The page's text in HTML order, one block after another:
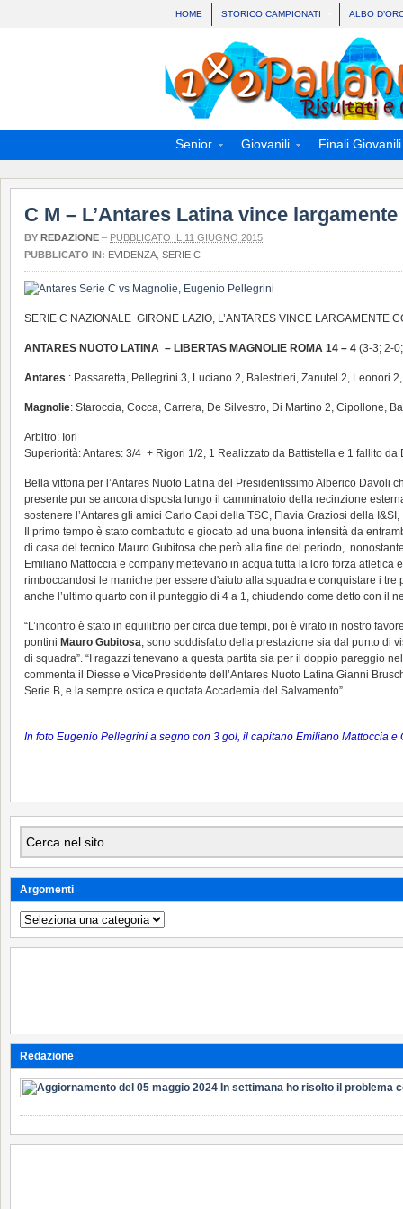
HOME STORICO CAMPIONATI ALBO
Senior Giovanili Finali Giovanili
C M – L’Antares Latina vince
BY REDAZIONE – PUBBLICATO IL 11 GIUGNO 2015
PUBBLICATO IN: EVIDENZA SERIE C
SERIE C NAZIONALE GIRONE LAZIO, L’ANTARES VINCE LARGAMENTE
ANTARES NUOTO LATINA – LIBERTAS MAGNOLIE ROMA 14 – 4 (3-3; 2-
Antares : Passaretta, Pellegrini 3, Luciano 2, Balestrieri, Zanutel 2, Leonori
Magnolie: Staroccia, Cocca, Carrera, De Silvestro, Di Martino 2, Cipollone,
Arbitro: Iori
Superiorità: Antares: 3/4 + Rigori 1/2, 1 Realizzato da Battistella e 1 fallito
Bella vittoria per l’Antares Nuoto Latina del Presidentissimo Alberico
presente pur se ancora disposta lungo il camminatoio della recinzione
sostenere l’Antares gli amici Carlo Capi della TSC, Flavia Graziosi della
Il primo tempo è stato combattuto e giocato ad una buona intensità da
di casa del tecnico Mauro Gubitosa che però alla fine del periodo,
Emiliano Mattoccia e company mettevano in acqua tutta la loro forza
rimboccandosi le maniche per essere d'aiuto alla squadra e conquistare i
anche l’ultimo quarto con il punteggio di 4 a 1, chiudendo come detto con il
“L’incontro è stato in equilibrio per circa due tempi, poi è virato in nostro
pontini Mauro Gubitosa, sono soddisfatto della prestazione sia dal punto di
di squadra”. “I ragazzi tenevano a questa partita sia per il doppio pareggio
commenta il Diesse e VicePresidente dell’Antares Nuoto Latina Gianni
Serie B, e la sempre ostica e quotata Accademia del Salvamento”.
In foto Eugenio Pellegrini a segno con 3 gol, il capitano Emiliano Mattoccia
Argomenti
Argomenti
Redazione